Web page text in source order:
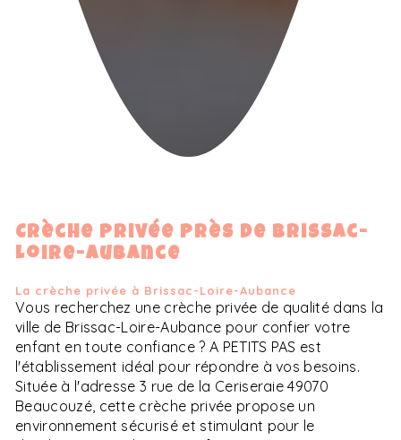
Crèche privée près de Brissac-
Loire-Aubance
La crèche privée à Brissac-Loire-Aubance
Vous recherchez une crèche privée de qualité dans la
ville de Brissac-Loire-Aubance pour confier votre
enfant en toute confiance ? A PETITS PAS est
l'établissement idéal pour répondre à vos besoins.
Située à l'adresse 3 rue de la Ceriseraie 49070
Beaucouzé, cette crèche privée propose un
environnement sécurisé et stimulant pour le